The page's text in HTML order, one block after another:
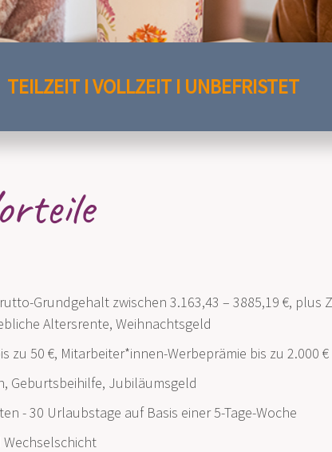
TEILZEIT I VOLLZEIT I UNBEFRISTET
Grundgehalt zwischen 3.163,43 – 3885,19 €, plus
Altersrente, Weihnachtsgeld
zu 50 €, Mitarbeiter*innen-Werbeprämie bis zu 2.000 €
Geburtsbeihilfe, Jubiläumsgeld
- 30 Urlaubstage auf Basis einer 5-Tage-Woche